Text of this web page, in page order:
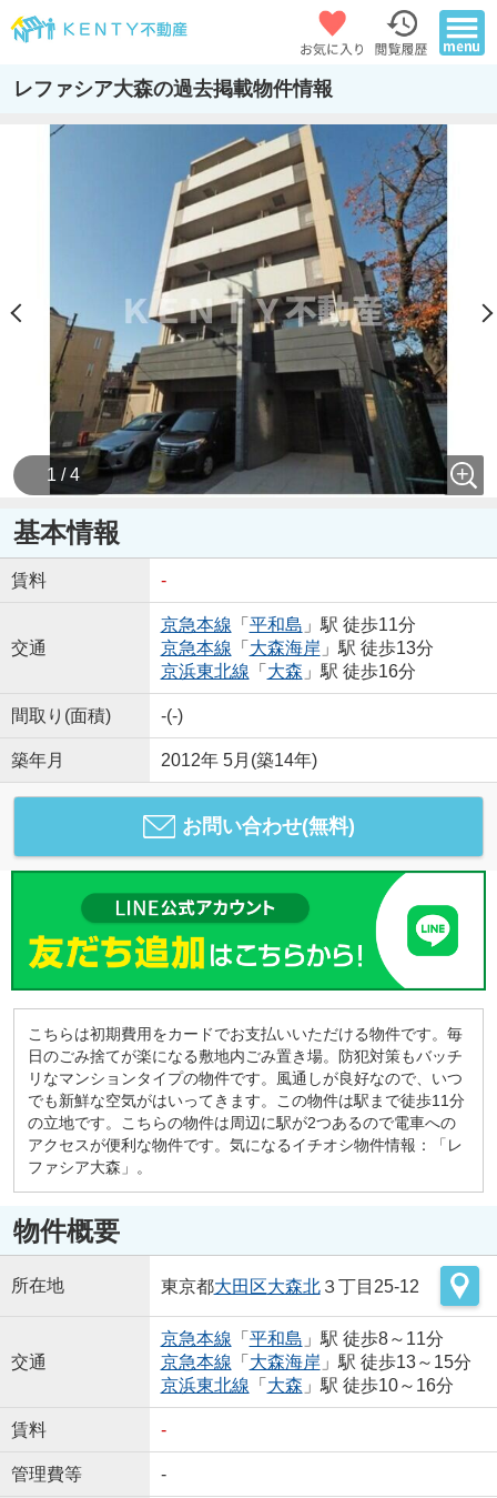
レファシア大森の過去掲載物件情報
1 / 4
基本情報
賃料 -
交通
京急本線 「 平和島 」駅 徒歩11分
京急本線 「 大森海岸 」駅 徒歩13分
京浜東北線 「 大森 」駅 徒歩16分
間取り(面積) -(-)
築年月 2012年 5月(築14年)
お問い合わせ(無料)
こちらは初期費用をカードでお支払いいただける物件です。毎
日のごみ捨てが楽になる敷地内ごみ置き場。防犯対策もバッチ
リなマンションタイプの物件です。風通しが良好なので、いつ
でも新鮮な空気がはいってきます。この物件は駅まで徒歩11分
の立地です。こちらの物件は周辺に駅が2つあるので電車への
アクセスが便利な物件です。気になるイチオシ物件情報：「レ
ファシア大森」。
物件概要
所在地 東京都大田区大森北３丁目25-12
交通
京急本線 「 平和島 」駅 徒歩8～11分
京急本線 「 大森海岸 」駅 徒歩13～15分
京浜東北線 「 大森 」駅 徒歩10～16分
賃料 -
管理費等 -